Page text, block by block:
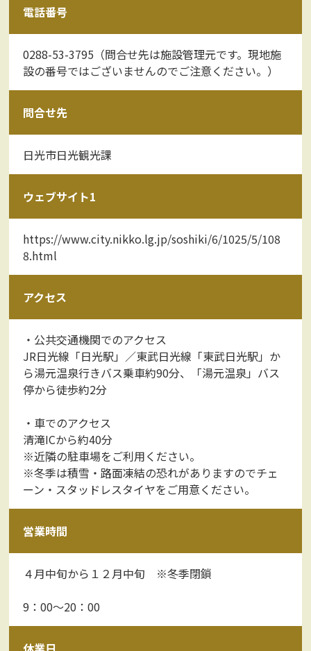
電話番号
0288-53-3795（問合せ先は施設管理元です。現地施
設の番号ではございませんのでご注意ください。）
問合せ先
日光市日光観光課
ウェブサイト1
https://www.city.nikko.lg.jp/soshiki/6/1025/5/108
8.html
アクセス
・公共交通機関でのアクセス
JR日光線「日光駅」／東武日光線「東武日光駅」か
ら湯元温泉行きバス乗車約90分、「湯元温泉」バス
停から徒歩約2分
・車でのアクセス
清滝ICから約40分
※近隣の駐車場をご利用ください。
※冬季は積雪・路面凍結の恐れがありますのでチェ
ーン・スタッドレスタイヤをご用意ください。
営業時間
４月中旬から１２月中旬 ※冬季閉鎖
9：00～20：00